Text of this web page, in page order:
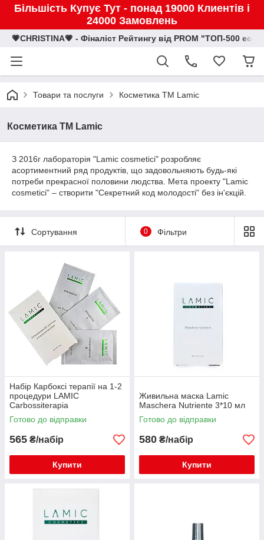
Більшість Купує Тут - понад 19000 Клиентів і
24000 Замовлень
💗CHRISTINA💗 - Фіналіст Рейтингу від PROM "ТОП-500
Товари та послуги Косметика TM Lamic
Косметика TM Lamic
З 2016г лабораторія "Lamic cosmetici" розробляє
асортиментний ряд продуктів, що задовольняють будь-які
потреби прекрасної половини людства. Мета проекту "Lamic
cosmetici" – створити "Секретний код молодості" без ін'єкцій.
Сортування 0 Фільтри
Набір Карбоксі терапії на 1-2
процедури LAMIC
Carbossiterapia
Готово до відправки
565 ₴/набір
Купити
Живильна маска Lamic
Maschera Nutriente 3*10 мл
Готово до відправки
580 ₴/набір
Купити